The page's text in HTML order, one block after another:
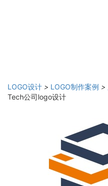
LOGO设计 > LOGO制作案例 >
Tech公司logo设计